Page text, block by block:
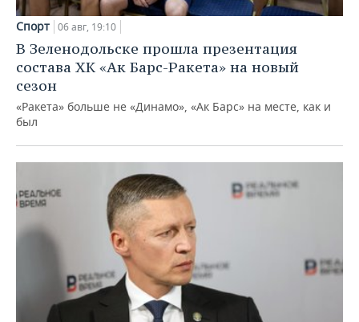
Спорт 06 авг, 19:10
В Зеленодольске прошла презентация
состава ХК «Ак Барс-Ракета» на новый
сезон
«Ракета» больше не «Динамо», «Ак Барс» на месте, как и
был